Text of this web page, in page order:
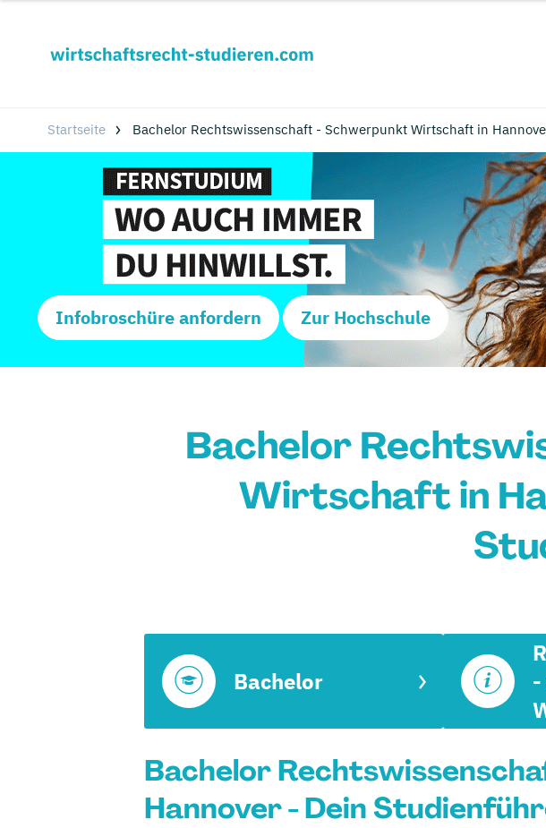
Startseite Bachelor Rechtswissenschaft - Schwerpunkt Wirtschaft in
Infobroschüre anfordern Zur Hochschule
Bachelor
Wirtschaft in
Bachelor
Bachelor
Hannover - Dein